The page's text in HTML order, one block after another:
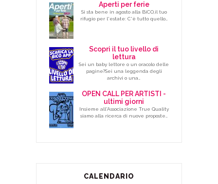
Aperti per ferie
Si sta bene in agosto alla BiCO,il tuo
rifugio per l'estate: C'è tutto quello…
Scopri il tuo livello di
lettura
Sei un baby lettore o un oracolo delle
pagine?Sei una leggenda degli
archivi o una…
OPEN CALL PER ARTISTI -
ultimi giorni
Insieme all'Associazione True Quality
siamo alla ricerca di nuove proposte…
CALENDARIO